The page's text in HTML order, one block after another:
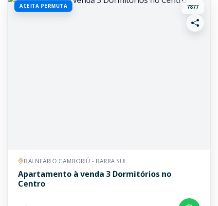
ACEITA PERMUTA 7877
BALNEÁRIO CAMBORIÚ - BARRA SUL
Apartamento à venda 3 Dormitórios no
Centro